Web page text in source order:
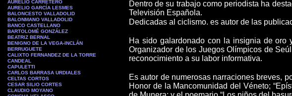
AURELIO CARRETERO
AURELIO GARCÍA LESMES
BALONCESTO VALLADOLID
BALONMANO VALLADOLID
BANCO CASTELLANO
BARTOLOMÉ GONZÁLEZ
BEATRIZ BERNAL
BENIGNO DE LA VEGA-INCLÁN
BERRUGUETE
CALIXTO FERNANDEZ DE LA TORRE
CANDEAL
CAPULETTI
CARLOS BARRASA URDIALES
CELTAS CORTOS
CESAR SILIO CORTES
CLAUDIO MOYANO
Dentro de su trabajo como periodista ha
Televisión Española.
Dedicadas al ciclismo. es autor de las
Ha sido galardonado con la insignia de
Organizador de los Juegos Olímpicos de
reconocimiento a su labor informativa.
Es autor de numerosas narraciones breves,
Honor de la Mancomunidad del Véneto;